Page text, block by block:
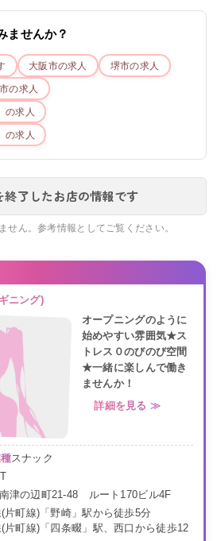
ませんか？
大阪市の求人 堺市の求人
の求人
の求人
の求人
終了したお店の情報です
せん。参考情報としてご覧ください。
ニング)
オープニングのように
始めやすい雰囲気★ス
トレス０のびのび空間
★一緒に楽しんで働き
ませんか！
詳細を見る ≫
スナック
津の辺町21-48 ルート170ビル4F
片町線)「野崎」駅から徒歩5分
片町線)「四条畷」駅、西口から徒歩12